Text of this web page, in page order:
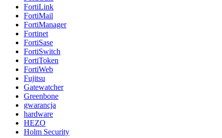
FortiLink
FortiMail
FortiManager
Fortinet
FortiSase
FortiSwitch
FortiToken
FortiWeb
Fujitsu
Gatewatcher
Greenbone
gwarancja
hardware
HEZO
Holm Security